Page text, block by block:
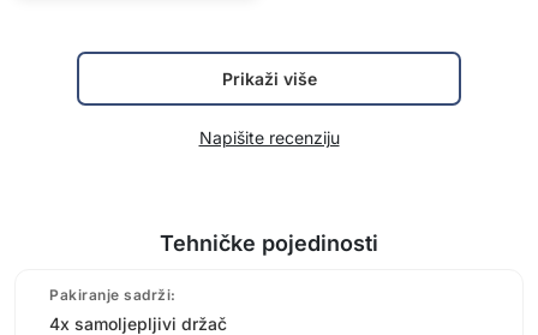
Prikaži više
Napišite recenziju
Tehničke pojedinosti
Pakiranje sadrži:
4x samoljepljivi držač